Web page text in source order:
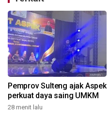
Pemprov Sulteng ajak Aspek
perkuat daya saing UMKM
28 menit lalu